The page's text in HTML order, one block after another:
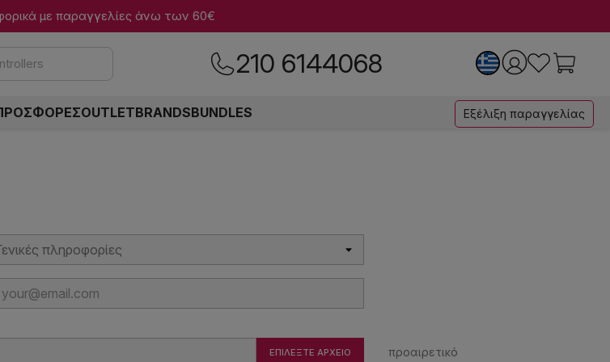
με παραγγελίες άνω των 60€
210 6144068
OUTLETBRANDSBUNDLES Εξέλιξη παραγγελίας
ΕΠΙΛΈΞΤΕ ΑΡΧΕΊΟ προαιρετικό